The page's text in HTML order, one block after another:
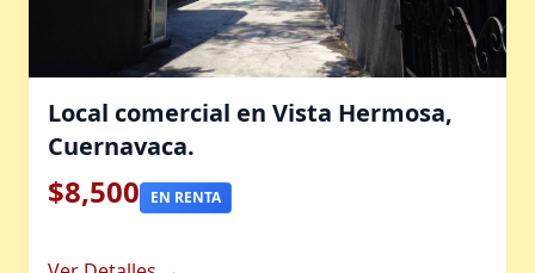
Local comercial en Vista Hermosa,
Cuernavaca.
$8,500 EN RENTA